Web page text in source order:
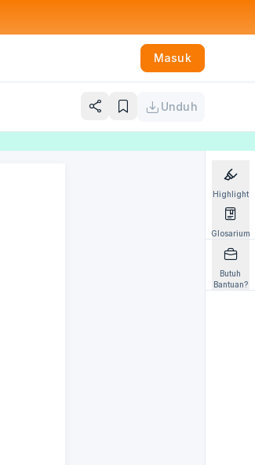
Masuk
Unduh
Highlight
Glosarium
Butuh
Bantuan?